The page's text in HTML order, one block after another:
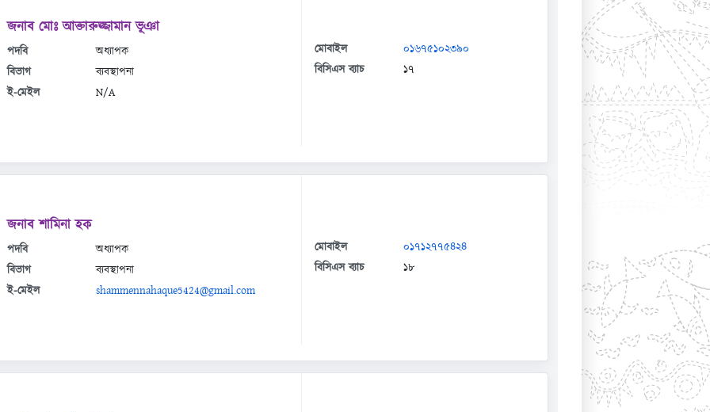
জনাব মোঃ আক্তারুজ্জামান ভূঞা
পদবি
অধ্যাপক
বিভাগ
ব্যবস্থাপনা
ই-মেইল
N/A
মোবাইল
০১৬৭৫১০২৩৯০
বিসিএস ব্যাচ
১৭
জনাব শামিনা হক
পদবি
অধ্যাপক
বিভাগ
ব্যবস্থাপনা
ই-মেইল
shammennahaque5424@gmail.com
মোবাইল
০১৭১২৭৭৫৪২৪
বিসিএস ব্যাচ
১৮